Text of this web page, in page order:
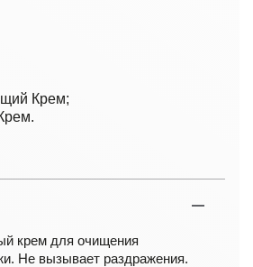
Крем;
крем для очищения
Не вызывает раздражения.